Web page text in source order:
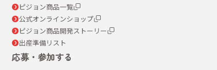
ピジョン商品一覧
公式オンラインショップ
ピジョン商品開発ストーリー
出産準備リスト
応募・参加する